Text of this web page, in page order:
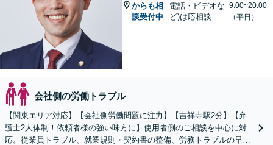
からも相
談受付中
電話・ビデオな
ど)は応相談
9:00~20:00
（平日）
会社側の労働トラブル
【関東エリア対応】【会社側労働問題に注力】【吉祥寺駅2分】【弁
護士2人体制！依頼者様の強い味方に】使用者側のご相談を中心に対
応。従業員トラブル、就業規則・契約書の整備、労務トラブルの早期